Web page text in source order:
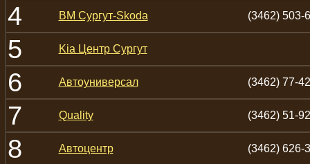
4 ВМ Сургут-Skoda (3462) 503-
5 Kia Центр Сургут
6 Автоуниверсал (3462) 77-
7 Quality (3462) 51-
8 Автоцентр (3462) 626-